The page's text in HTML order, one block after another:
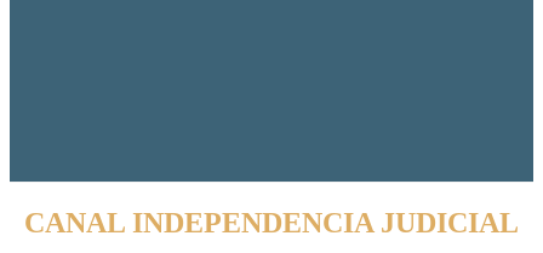
CANAL INDEPENDENCIA JUDICIAL